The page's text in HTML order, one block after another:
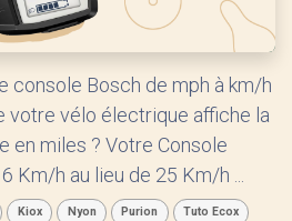
console Bosch de mph à km/h
votre vélo électrique affiche la
en miles ? Votre Console
Km/h au lieu de 25 Km/h ...
Kiox Nyon Purion Tuto Ecox